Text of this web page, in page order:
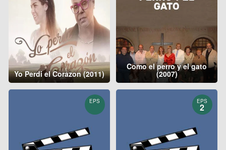
Yo Perdi el Corazon (2011)
Como el perro y el gato
(2007)
EPS EPS
2